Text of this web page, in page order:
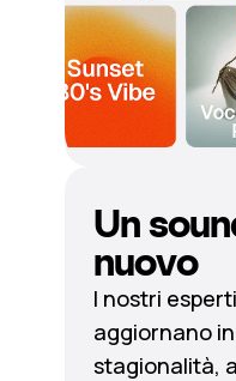
Un
nuovo
I nostri
aggiornano
stagionalità,